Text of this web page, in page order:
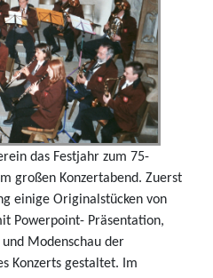
das Festjahr zum 75-
großen Konzertabend. Zuerst
einige Originalstücken von
Powerpoint- Präsentation,
Modenschau der
Konzerts gestaltet. Im